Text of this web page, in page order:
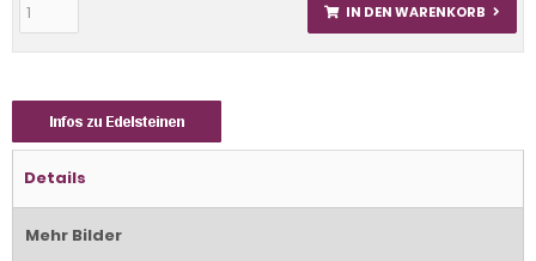
IN DEN WARENKORB
Details
Mehr Bilder